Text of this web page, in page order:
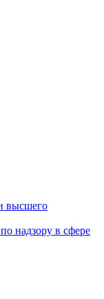
высшего
надзору в сфере